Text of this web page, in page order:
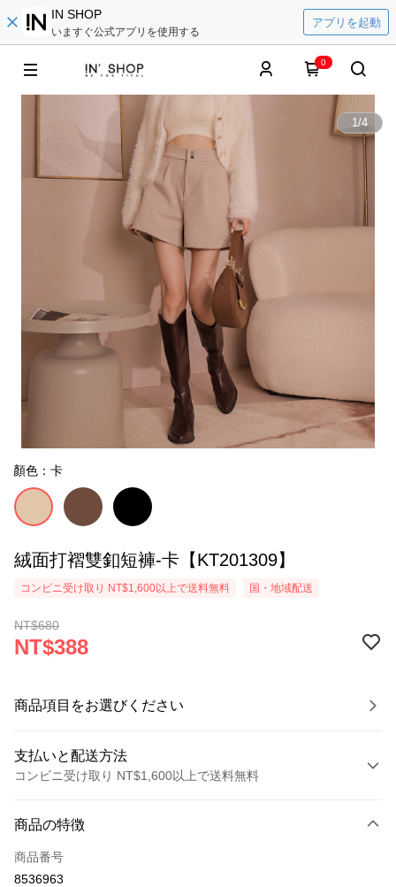
IN SHOP
いますぐ公式アプリを使用する
アプリを起動
0
1/4
顏色：卡
絨面打褶雙釦短褲-卡【KT201309】
コンビニ受け取り NT$1,600以上で送料無料 国・地域配送
NT$680
NT$388
商品項目をお選びください
支払いと配送方法
コンビニ受け取り NT$1,600以上で送料無料
クレジットカード1回払い
コンビニ店頭代金引換
商品の特徴
商品番号
8536963